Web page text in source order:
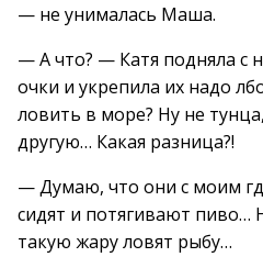
— не унималась Маша.
— А что? — Катя подняла с
очки и укрепила их надо
ловить в море? Ну не
другую… Какая разница?!
— Думаю, что они с моим
сидят и потягивают пиво…
такую жару ловят рыбу…